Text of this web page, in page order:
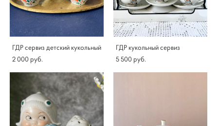
ГДР сервиз детский кукольный
2 000 pуб.
ГДР кукольный сервиз
5 500 pуб.